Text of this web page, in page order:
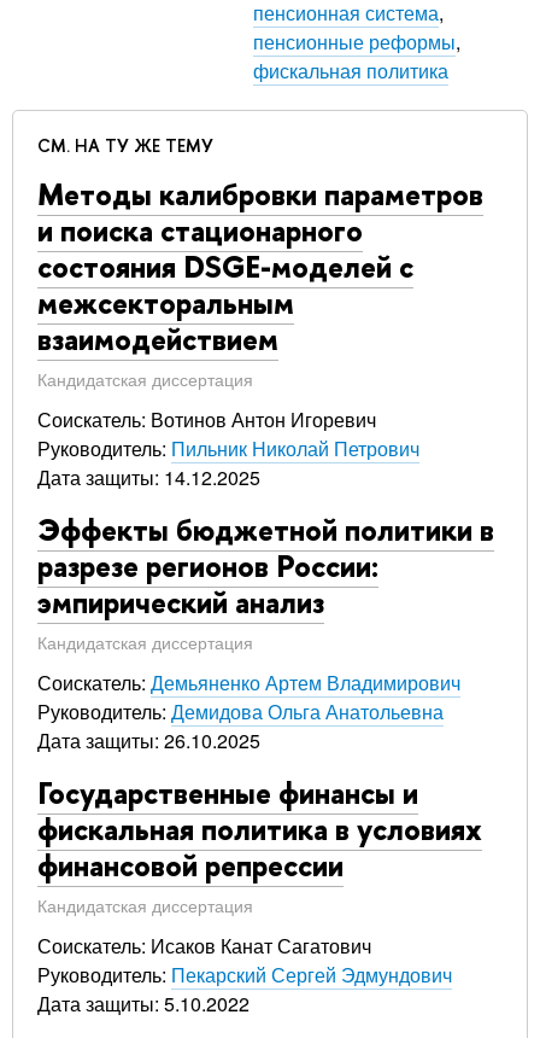
пенсионная система,
пенсионные реформы,
фискальная политика
СМ. НА ТУ ЖЕ ТЕМУ
Методы калибровки параметров
и поиска стационарного
состояния DSGE-моделей с
межсекторальным
взаимодействием
Кандидатская диссертация
Соискатель: Вотинов Антон Игоревич
Руководитель: Пильник Николай Петрович
Дата защиты: 14.12.2025
Эффекты бюджетной политики в
разрезе регионов России:
эмпирический анализ
Кандидатская диссертация
Соискатель: Демьяненко Артем Владимирович
Руководитель: Демидова Ольга Анатольевна
Дата защиты: 26.10.2025
Государственные финансы и
фискальная политика в условиях
финансовой репрессии
Кандидатская диссертация
Соискатель: Исаков Канат Сагатович
Руководитель: Пекарский Сергей Эдмундович
Дата защиты: 5.10.2022